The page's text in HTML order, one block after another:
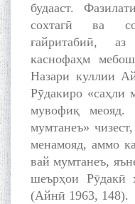
будааст.
сохтагӣ ва
ғайритабиӣ,
каснофаҳм
Назари куллии
Рӯдакиро «саҳли
мувофиқ меояд.
мумтанеъ»
менамояд, аммо
вай мумтанеъ,
шеърҳои Рӯдакӣ
(Айнӣ 1963, 148).